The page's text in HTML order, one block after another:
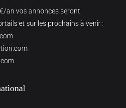
an vos annonces seront
et sur les prochains à venir :